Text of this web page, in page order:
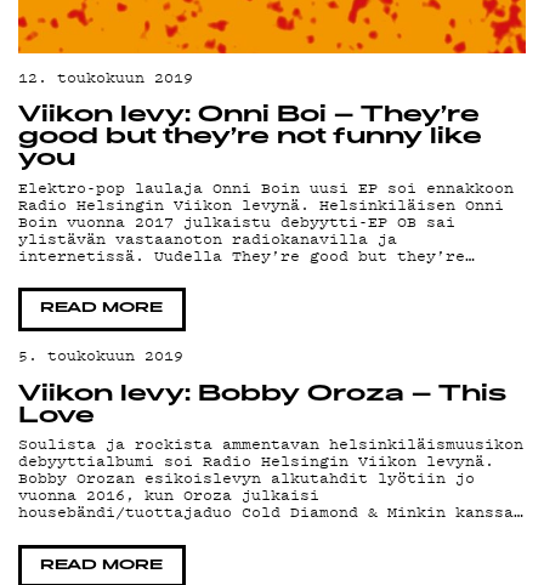
12. toukokuun 2019
Viikon levy: Onni Boi – They’re
good but they’re not funny like
you
Elektro-pop laulaja Onni Boin uusi EP soi ennakkoon
Radio Helsingin Viikon levynä. Helsinkiläisen Onni
Boin vuonna 2017 julkaistu debyytti-EP OB sai
ylistävän vastaanoton radiokanavilla ja
internetissä. Uudella They’re good but they’re…
READ MORE
5. toukokuun 2019
Viikon levy: Bobby Oroza – This
Love
Soulista ja rockista ammentavan helsinkiläismuusikon
debyyttialbumi soi Radio Helsingin Viikon levynä.
Bobby Orozan esikoislevyn alkutahdit lyötiin jo
vuonna 2016, kun Oroza julkaisi
housebändi/tuottajaduo Cold Diamond & Minkin kanssa…
READ MORE